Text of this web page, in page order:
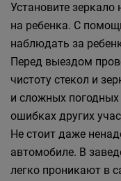
Установите зеркало
на ребенка. С
наблюдать за
Перед выездом
чистоту стекол и
и сложных
ошибках других
Не стоит даже
автомобиле. В
легко проникают в